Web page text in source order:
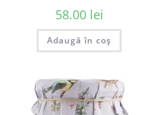
58.00 lei
Adaugă în coș